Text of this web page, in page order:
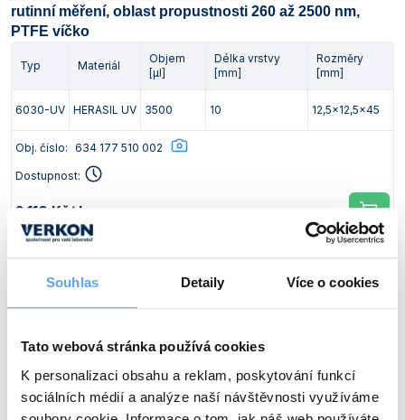
Souhlas Detaily Více o cookies
Tato webová stránka používá cookies
K personalizaci obsahu a reklam, poskytování funkcí
sociálních médií a analýze naší návštěvnosti využíváme
rutinní měření, oblast propustnosti 260 až 2500 nm,
PTFE víčko
Typ Materiál
Objem
[µl]
Délka vrstvy
[mm]
Rozměry
[mm]
6030-UV HERASIL UV 3500 10 12,5x12,5x45
Obj. číslo: 634 177 510 002
Dostupnost:
2 110 Kč / ks
Ceny jsou uvedeny v Kč bez DPH.
Typ Materiál
Objem
Délka vrstvy
100-QS SUPRASIL QS 1750 5 12,5x7,5x45